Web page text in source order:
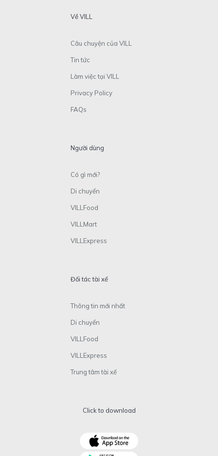
Về VILL
Câu chuyện của VILL
Tin tức
Làm việc tại VILL
Privacy Policy
FAQs
Người dùng
Có gì mới?
Di chuyển
VILLFood
VILLMart
VILLExpress
Đối tác tài xế
Thông tin mới nhất
Di chuyển
VILLFood
VILLExpress
Trung tâm tài xế
Click to download